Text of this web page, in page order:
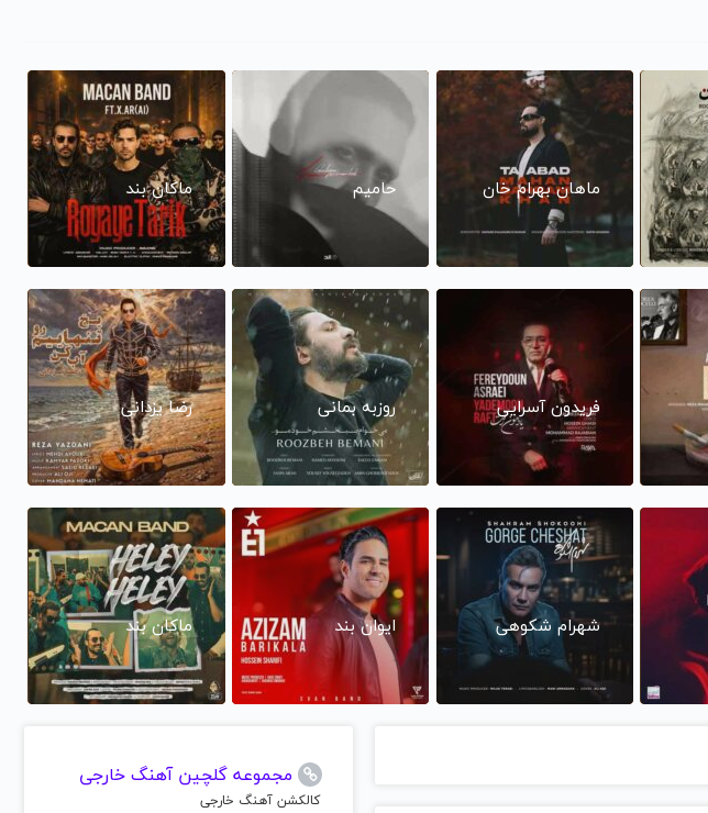
ماهان بهرام خان حامیم ماکان بند
فریدون آسرایی روزبه بمانی رضا یزدانی
شهرام شکوهی ایوان بند ماکان بند
مجموعه گلچین آهنگ خارجی
کالکشن آهنگ خارجی